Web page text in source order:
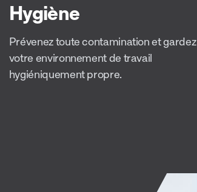
Hygiène
Prévenez toute contamination et gardez
votre environnement de travail
hygiéniquement propre.